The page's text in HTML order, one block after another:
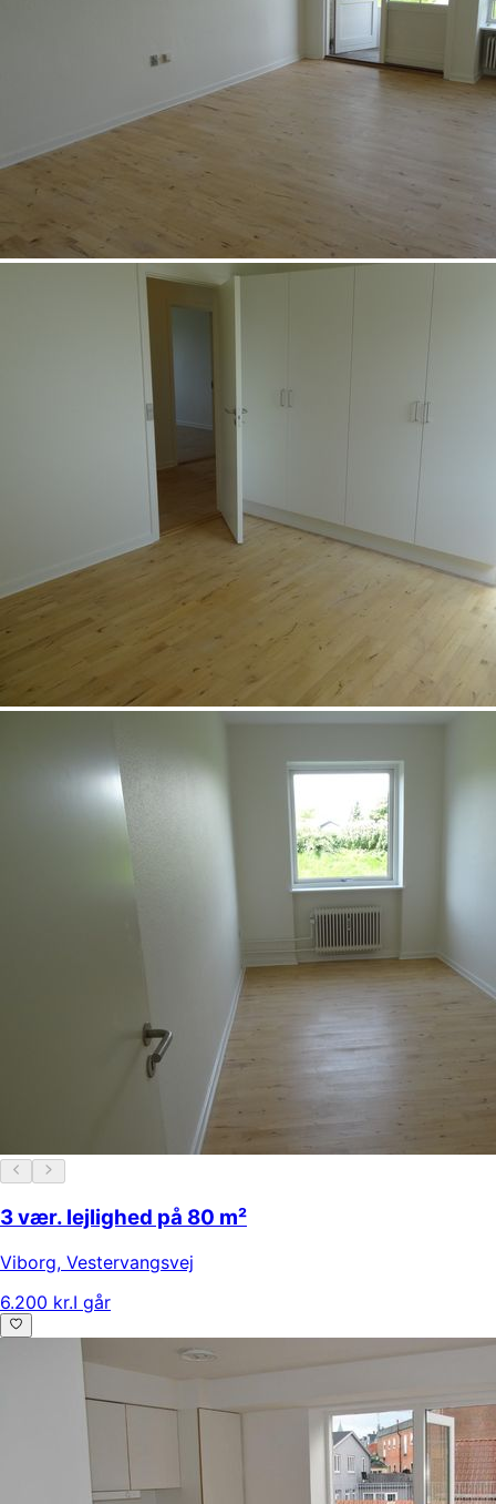
3 vær. lejlighed på 80 m²
Viborg, Vestervangsvej
6.200 kr.I går